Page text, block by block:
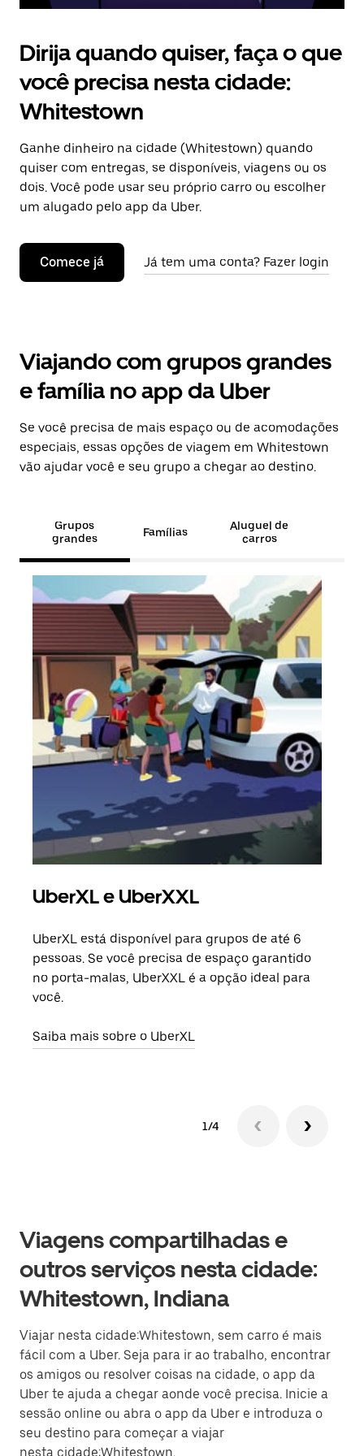
Dirija quando quiser, faça o que
você precisa nesta cidade:
Whitestown
Ganhe dinheiro na cidade (Whitestown) quando
quiser com entregas, se disponíveis, viagens ou os
dois. Você pode usar seu próprio carro ou escolher
um alugado pelo app da Uber.
Comece já Já tem uma conta? Fazer login
Viajando com grupos grandes
e família no app da Uber
Se você precisa de mais espaço ou de acomodações
especiais, essas opções de viagem em Whitestown
vão ajudar você e seu grupo a chegar ao destino.
Grupos
grandes
Famílias
Aluguel de
carros
UberXL e UberXXL
UberXL está disponível para grupos de até 6
pessoas. Se você precisa de espaço garantido
no porta-malas, UberXXL é a opção ideal para
você.
Saiba mais sobre o UberXL
1/4
Viagens compartilhadas e
outros serviços nesta cidade:
Whitestown, Indiana
Viajar nesta cidade:Whitestown, sem carro é mais
fácil com a Uber. Seja para ir ao trabalho, encontrar
os amigos ou resolver coisas na cidade, o app da
Uber te ajuda a chegar aonde você precisa. Inicie a
sessão online ou abra o app da Uber e introduza o
seu destino para começar a viajar
nesta cidade:Whitestown.